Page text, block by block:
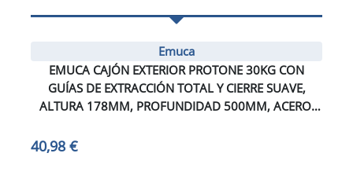
Emuca
EMUCA CAJÓN EXTERIOR PROTONE 30KG CON
GUÍAS DE EXTRACCIÓN TOTAL Y CIERRE SUAVE,
ALTURA 178MM, PROFUNDIDAD 500MM, ACERO,
40,98 €